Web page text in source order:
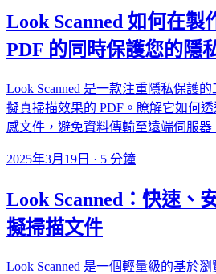
Look Scanned 如何在製
PDF 的同時保護您的隱
Look Scanned 是一款注重隱私保護
擬真掃描效果的 PDF。瞭解它如何
感文件，避免資料傳輸至遠端伺服器
2025年3月19日 · 5 分鐘
Look Scanned：快速、
擬掃描文件
Look Scanned 是一個輕量級的基於